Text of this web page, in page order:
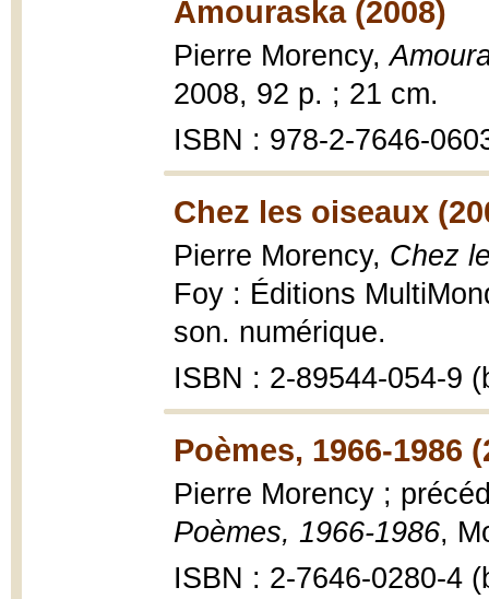
Amouraska (2008)
Pierre Morency,
2008, 92 p. ; 21 cm.
ISBN : 978-2-7646-
Chez les oiseaux
Pierre Morency, Chez
Foy : Éditions
son. numérique.
ISBN : 2-89544-054-9
Poèmes, 1966-1986
Pierre Morency ;
Poèmes, 1966-1986,
ISBN : 2-7646-0280-4